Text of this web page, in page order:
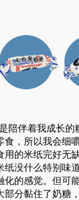
陪伴着我成长的
食，所以我会细
用的米纸完好无
纸没什么特别味
化的感觉。但可
部分黏住了奶糖